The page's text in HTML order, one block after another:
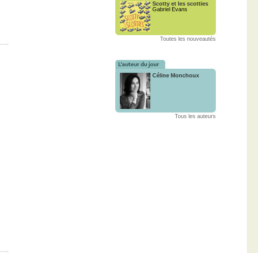
Scotty et les scotties
Gabriel Evans
Toutes les nouveautés
Céline Monchoux
Tous les auteurs